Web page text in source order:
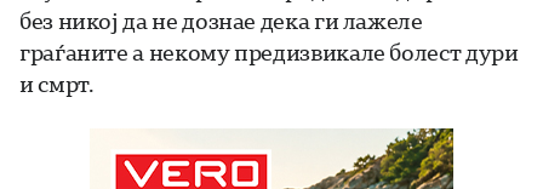
без никој да не дознае дека ги лажеле
граѓаните а некому предизвикале болест дури
и смрт.